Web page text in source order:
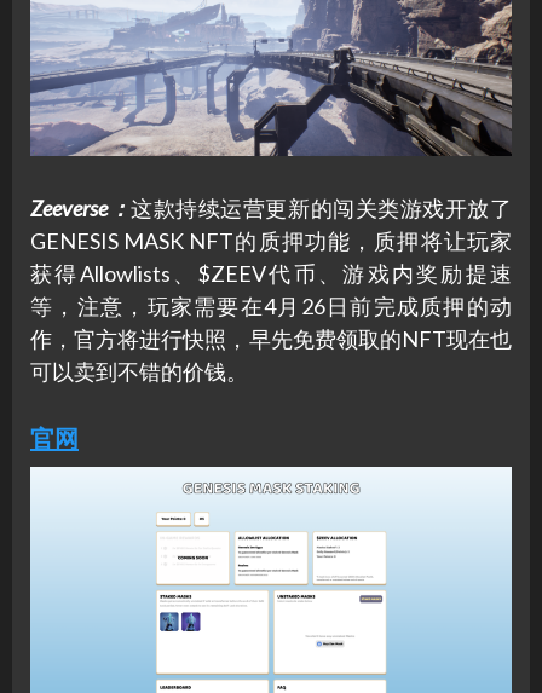
Zeeverse：这款持续运营更新的闯关类游戏开放了
GENESIS MASK NFT的质押功能，质押将让玩家
获得Allowlists、$ZEEV代币、游戏内奖励提速
等，注意，玩家需要在4月26日前完成质押的动
作，官方将进行快照，早先免费领取的NFT现在也
可以卖到不错的价钱。
官网